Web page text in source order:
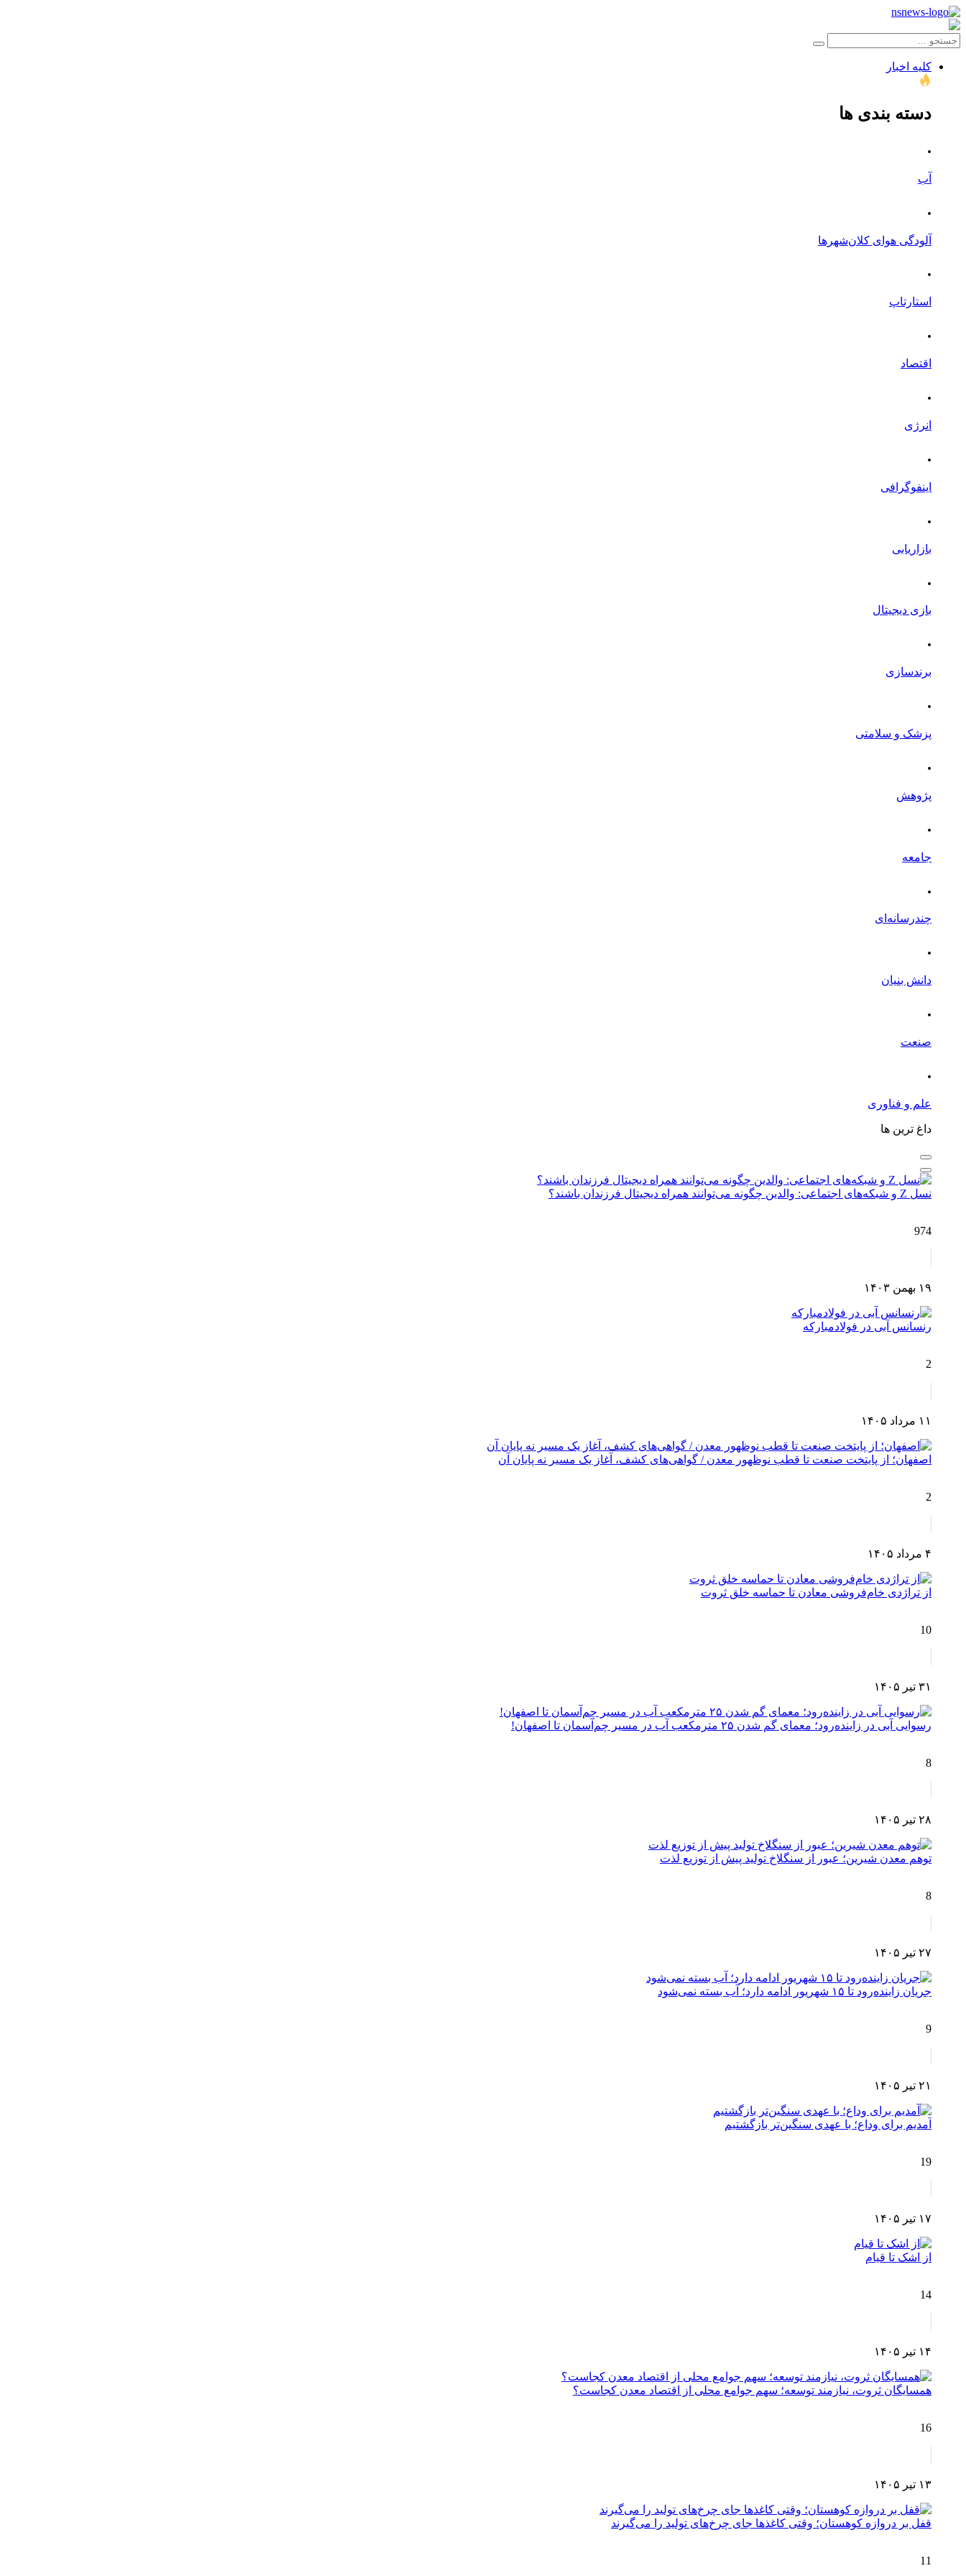
کلیه اخبار
دسته بندی ها
.
آب
.
آلودگی هوای کلان‌شهرها
.
استارتاپ
.
اقتصاد
.
انرژی
.
اینفوگرافی
.
بازاریابی
.
بازی دیجیتال
.
برندسازی
.
پزشک و سلامتی
.
پژوهش
.
جامعه
.
چندرسانه‌ای
.
دانش بنیان
.
صنعت
.
علم و فناوری
داغ ترین ها
نسل Z و شبکه‌های اجتماعی: والدین چگونه می‌توانند همراه دیجیتال فرزندان باشند؟
974
۱۹ بهمن ۱۴۰۳
رنسانس آبی در فولادمبارکه
2
۱۱ مرداد ۱۴۰۵
اصفهان؛ از پایتخت صنعت تا قطب نوظهور معدن / گواهی‌های کشف، آغاز یک مسیر نه پایان آن
2
۴ مرداد ۱۴۰۵
از تراژدی خام‌فروشی معادن تا حماسه خلق ثروت
10
۳۱ تیر ۱۴۰۵
رسوایی آبی در زاینده‌رود؛ معمای گم شدن ۲۵ مترمکعب آب در مسیر چم‌آسمان تا اصفهان!
8
۲۸ تیر ۱۴۰۵
توهم معدن شیرین؛ عبور از سنگلاخ تولید پیش از توزیع لذت
8
۲۷ تیر ۱۴۰۵
جریان زاینده‌رود تا ۱۵ شهریور ادامه دارد؛ آب بسته نمی‌شود
9
۲۱ تیر ۱۴۰۵
آمدیم برای وداع؛ با عهدی سنگین‌تر بازگشتیم
19
۱۷ تیر ۱۴۰۵
از اشک تا قیام
14
۱۴ تیر ۱۴۰۵
همسایگان ثروت، نیازمند توسعه؛ سهم جوامع محلی از اقتصاد معدن کجاست؟
16
۱۳ تیر ۱۴۰۵
قفل بر دروازه کوهستان؛ وقتی کاغذها جای چرخ‌های تولید را می‌گیرند
11